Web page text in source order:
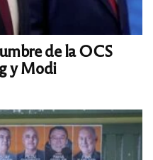
de la OCS
y Modi